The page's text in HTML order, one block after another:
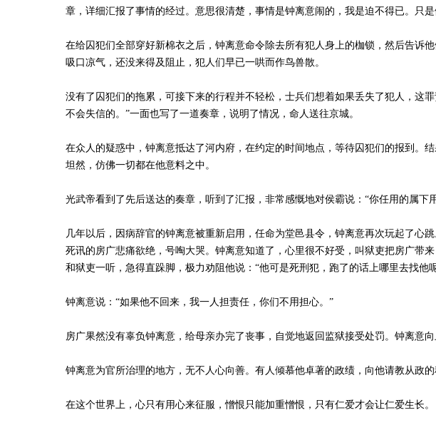
章，详细汇报了事情的经过。意思很清楚，事情是钟离意闹的，我是迫不得已。只
在给囚犯们全部穿好新棉衣之后，钟离意命令除去所有犯人身上的枷锁，然后告诉
吸口凉气，还没来得及阻止，犯人们早已一哄而作鸟兽散。
没有了囚犯们的拖累，可接下来的行程并不轻松，士兵们想着如果丢失了犯人，这
不会失信的。”一面也写了一道奏章，说明了情况，命人送往京城。
在众人的疑惑中，钟离意抵达了河内府，在约定的时间地点，等待囚犯们的报到。
坦然，仿佛一切都在他意料之中。
光武帝看到了先后送达的奏章，听到了汇报，非常感慨地对侯霸说：“你任用的属下
几年以后，因病辞官的钟离意被重新启用，任命为堂邑县令，钟离意再次玩起了心
死讯的房广悲痛欲绝，号啕大哭。钟离意知道了，心里很不好受，叫狱吏把房广带
和狱吏一听，急得直跺脚，极力劝阻他说：“他可是死刑犯，跑了的话上哪里去找他
钟离意说：“如果他不回来，我一人担责任，你们不用担心。”
房广果然没有辜负钟离意，给母亲办完了丧事，自觉地返回监狱接受处罚。钟离意
钟离意为官所治理的地方，无不人心向善。有人倾慕他卓著的政绩，向他请教从政
在这个世界上，心只有用心来征服，憎恨只能加重憎恨，只有仁爱才会让仁爱生长。